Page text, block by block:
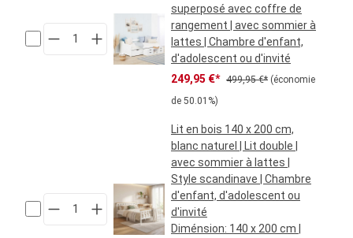
superposé avec coffre de
rangement | avec sommier à
lattes | Chambre d'enfant,
d'adolescent ou d'invité
Prix de vente :
249,95 €* Prix régulier :
499,95 €* (économie
de 50.01%)
Lit en bois 140 x 200 cm,
blanc naturel | Lit double |
avec sommier à lattes |
Style scandinave | Chambre
d'enfant, d'adolescent ou
d'invité
Diménsion: 140 x 200 cm